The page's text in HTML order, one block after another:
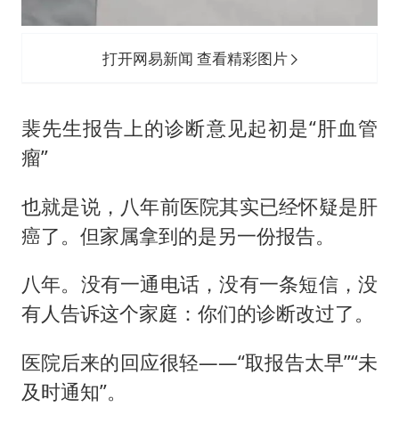
打开网易新闻 查看精彩图片
裴先生报告上的诊断意见起初是“肝血管
瘤”
也就是说，八年前医院其实已经怀疑是肝
癌了。但家属拿到的是另一份报告。
八年。没有一通电话，没有一条短信，没
有人告诉这个家庭：你们的诊断改过了。
医院后来的回应很轻——“取报告太早”“未
及时通知”。